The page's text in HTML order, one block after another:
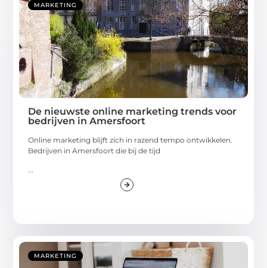
MARKETING
De nieuwste online marketing trends voor
bedrijven in Amersfoort
Online marketing blijft zich in razend tempo ontwikkelen.
Bedrijven in Amersfoort die bij de tijd
...
MARKETING